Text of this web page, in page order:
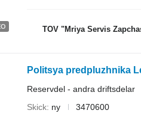
TOV "Mriya Servis
Politsya predpluzhnika
Reservdel - andra driftsdelar
Skick ny 3470600